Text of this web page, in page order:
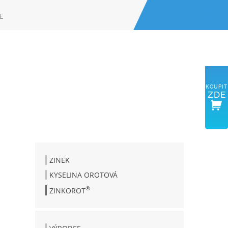
KOUPIT
ZDE
ZINEK
KYSELINA OROTOVÁ
ZINKOROT®